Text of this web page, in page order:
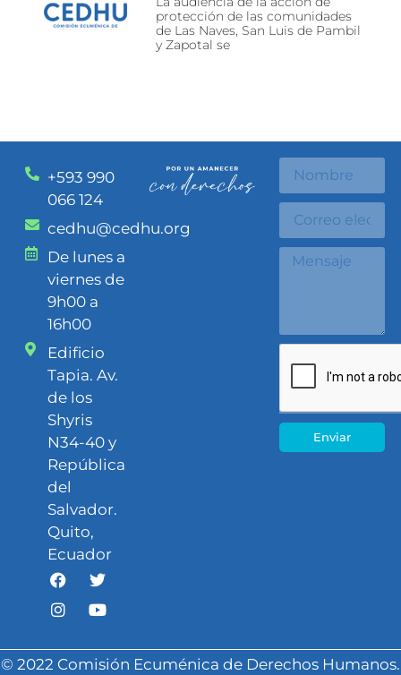
protección de las comunidades
de Las Naves, San Luis de Pambil
y Zapotal se
+593 990
066 124
cedhu@cedhu.org
De lunes a
viernes de
9h00 a
16h00
Edificio
Tapia. Av.
de los
Shyris
N34-40 y
República
del
Salvador.
Quito,
Ecuador
Enviar
© 2022 Comisión Ecuménica de Derechos Humanos.